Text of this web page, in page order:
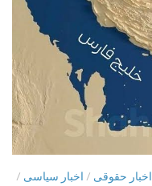
اخبار حقوقی / اخبار سیاسی /